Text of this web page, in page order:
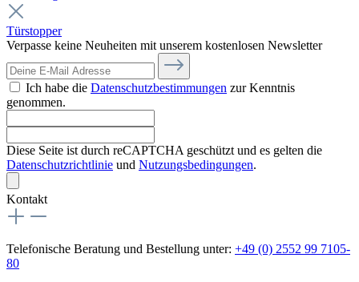
Türstopper
Verpasse keine Neuheiten mit unserem kostenlosen Newsletter
Ich habe die Datenschutzbestimmungen zur Kenntnis
genommen.
Diese Seite ist durch reCAPTCHA geschützt und es gelten die
Datenschutzrichtlinie und Nutzungsbedingungen.
Kontakt
Telefonische Beratung und Bestellung unter: +49 (0) 2552 99 7105-
80